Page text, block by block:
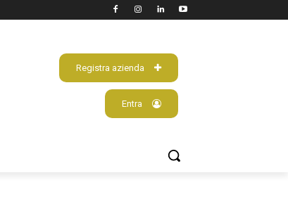
Registra azienda
Entra